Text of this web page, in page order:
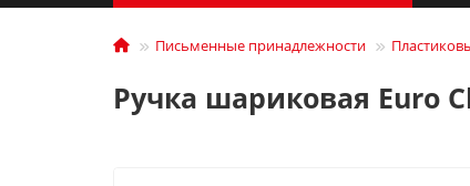
Письменные принадлежности
Ручка шариковая Euro